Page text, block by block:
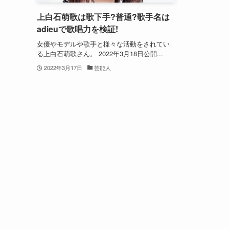
上白石萌歌は歌下手?普通?歌手名は
adieuで歌唱力を検証!
女優やモデルや歌手と様々な活動をされてい
る上白石萌歌さん。 2022年3月18日公開...
2022年3月17日 芸能人